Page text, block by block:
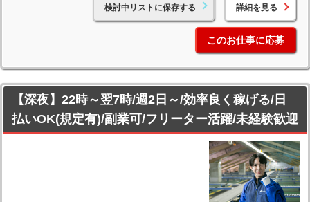
検討中リストに保存する 詳細を見る
このお仕事に応募
【深夜】22時～翌7時/週2日～/効率良く稼げる/日
払いOK(規定有)/副業可/フリーター活躍/未経験歓迎